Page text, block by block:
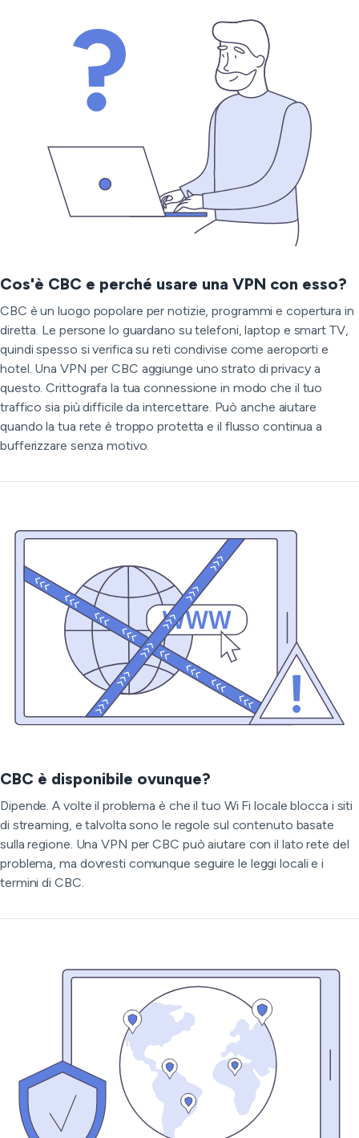
Cos'è CBC e perché usare una VPN con esso?
CBC è un luogo popolare per notizie, programmi e copertura in
diretta. Le persone lo guardano su telefoni, laptop e smart TV,
quindi spesso si verifica su reti condivise come aeroporti e
hotel. Una VPN per CBC aggiunge uno strato di privacy a
questo. Crittografa la tua connessione in modo che il tuo
traffico sia più difficile da intercettare. Può anche aiutare
quando la tua rete è troppo protetta e il flusso continua a
bufferizzare senza motivo.
CBC è disponibile ovunque?
Dipende. A volte il problema è che il tuo Wi Fi locale blocca i siti
di streaming, e talvolta sono le regole sul contenuto basate
sulla regione. Una VPN per CBC può aiutare con il lato rete del
problema, ma dovresti comunque seguire le leggi locali e i
termini di CBC.